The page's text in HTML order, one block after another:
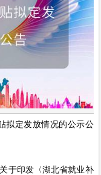
拟定发放情况的公示公
于印发〈湖北省就业补